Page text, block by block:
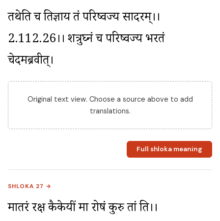
तथेति च प्रतिज्ञाय तं परिष्वज्य सादरम्।।
2.112.26।। शत्रुघ्नं च परिष्वज्य भरतं
चेदमब्रवीत्।
Original text view. Choose a source above to add
translations.
Full shloka meaning
SHLOKA 27 →
मातरं रक्ष कैकेयीं मा रोषं कुरु तां प्रति।।